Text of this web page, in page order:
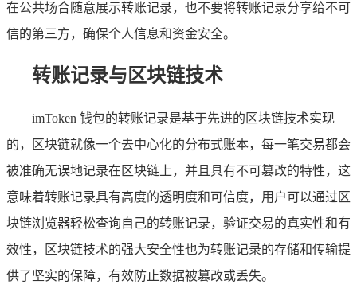
在公共场合随意展示转账记录，也不要将转账记录分享给不可
信的第三方，确保个人信息和资金安全。
转账记录与区块链技术
imToken 钱包的转账记录是基于先进的区块链技术实现
的，区块链就像一个去中心化的分布式账本，每一笔交易都会
被准确无误地记录在区块链上，并且具有不可篡改的特性，这
意味着转账记录具有高度的透明度和可信度，用户可以通过区
块链浏览器轻松查询自己的转账记录，验证交易的真实性和有
效性，区块链技术的强大安全性也为转账记录的存储和传输提
供了坚实的保障，有效防止数据被篡改或丢失。